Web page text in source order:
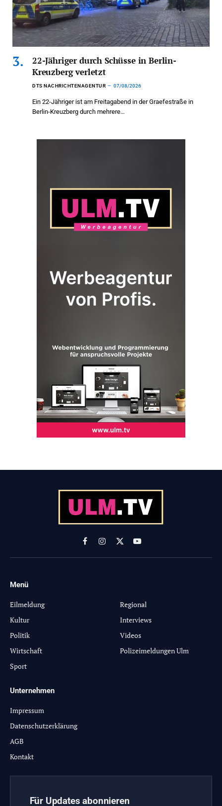
22-Jähriger durch Schüsse in Berlin-
Kreuzberg verletzt
DTS NACHRICHTENAGENTUR 07/08/2026
Ein 22-Jähriger ist am Freitagabend in der Graefestraße in
Berlin-Kreuzberg durch mehrere…
FacebookInstagram
X
(Twitter)
YouTube
Menü
Eilmeldung
Kultur
Politik
Wirtschaft
Sport
Regional
Interviews
Videos
Polizeimeldungen Ulm
Unternehmen
Impressum
Datenschutzerklärung
AGB
Kontakt
Für Updates abonnieren